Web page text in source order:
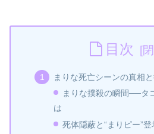
目次
まりな死亡シーンの真相
まりな撲殺の瞬間──タ
は
死体隠蔽と“まりピー”